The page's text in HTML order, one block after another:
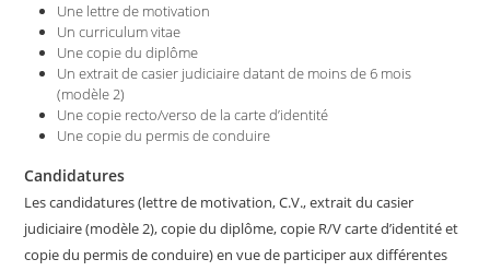
Une lettre de motivation
Un curriculum vitae
Une copie du diplôme
Un extrait de casier judiciaire datant de moins de 6 mois
(modèle 2)
Une copie recto/verso de la carte d’identité
Une copie du permis de conduire
Candidatures
Les candidatures (lettre de motivation, C.V., extrait du casier
judiciaire (modèle 2), copie du diplôme, copie R/V carte d’identité et
copie du permis de conduire) en vue de participer aux différentes